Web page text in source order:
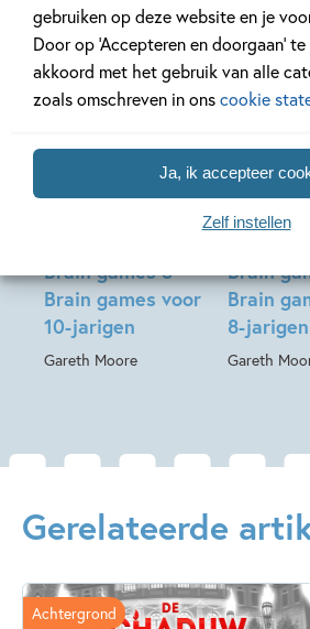
gebruiken op deze website en je
Door op ‘Accepteren en doorgaan’
akkoord met het gebruik van alle
zoals omschreven in onscookie
Ja, ik accepteer
Zelf instellen
Deel 3
Brain games 3 –
Brain games voor
10-jarigen
Gareth Moore
9,99
Brain
Brain
8-jarigen
Gareth
,99
Paperback
Gerelateerde
Achtergrond